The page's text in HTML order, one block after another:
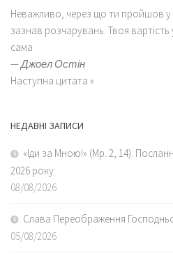
Неважливо, через що ти пройшов у
зазнав розчарувань. Твоя
сама
—Джоел Остін
Наступна цитата »
НЕДАВНІ ЗАПИСИ
«Іди за Мною!» (Мр. 2, 14).
2026 року
08/08/2026
Слава Переображення
05/08/2026